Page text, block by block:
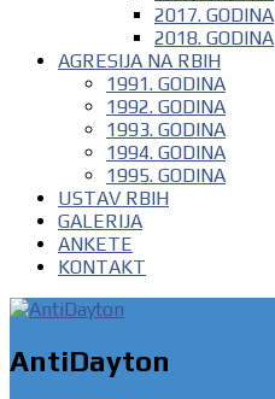
2017. GODINA
2018. GODINA
AGRESIJA NA RBIH
1991. GODINA
1992. GODINA
1993. GODINA
1994. GODINA
1995. GODINA
USTAV RBIH
GALERIJA
ANKETE
KONTAKT
AntiDayton